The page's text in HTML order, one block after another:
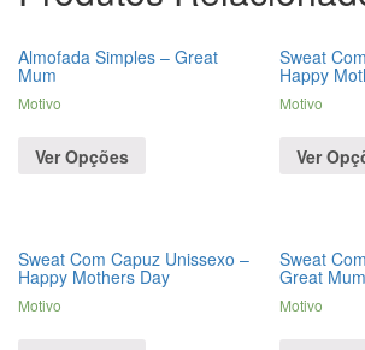
Almofada Simples – Great
Mum
Motivo
Ver Opções
Sweat
Happy
Motivo
Ver
Sweat Com Capuz Unissexo –
Happy Mothers Day
Motivo
Sweat
Great Mum
Motivo